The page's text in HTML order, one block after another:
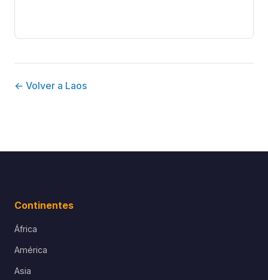
← Volver a Laos
Continentes
África
América
Asia